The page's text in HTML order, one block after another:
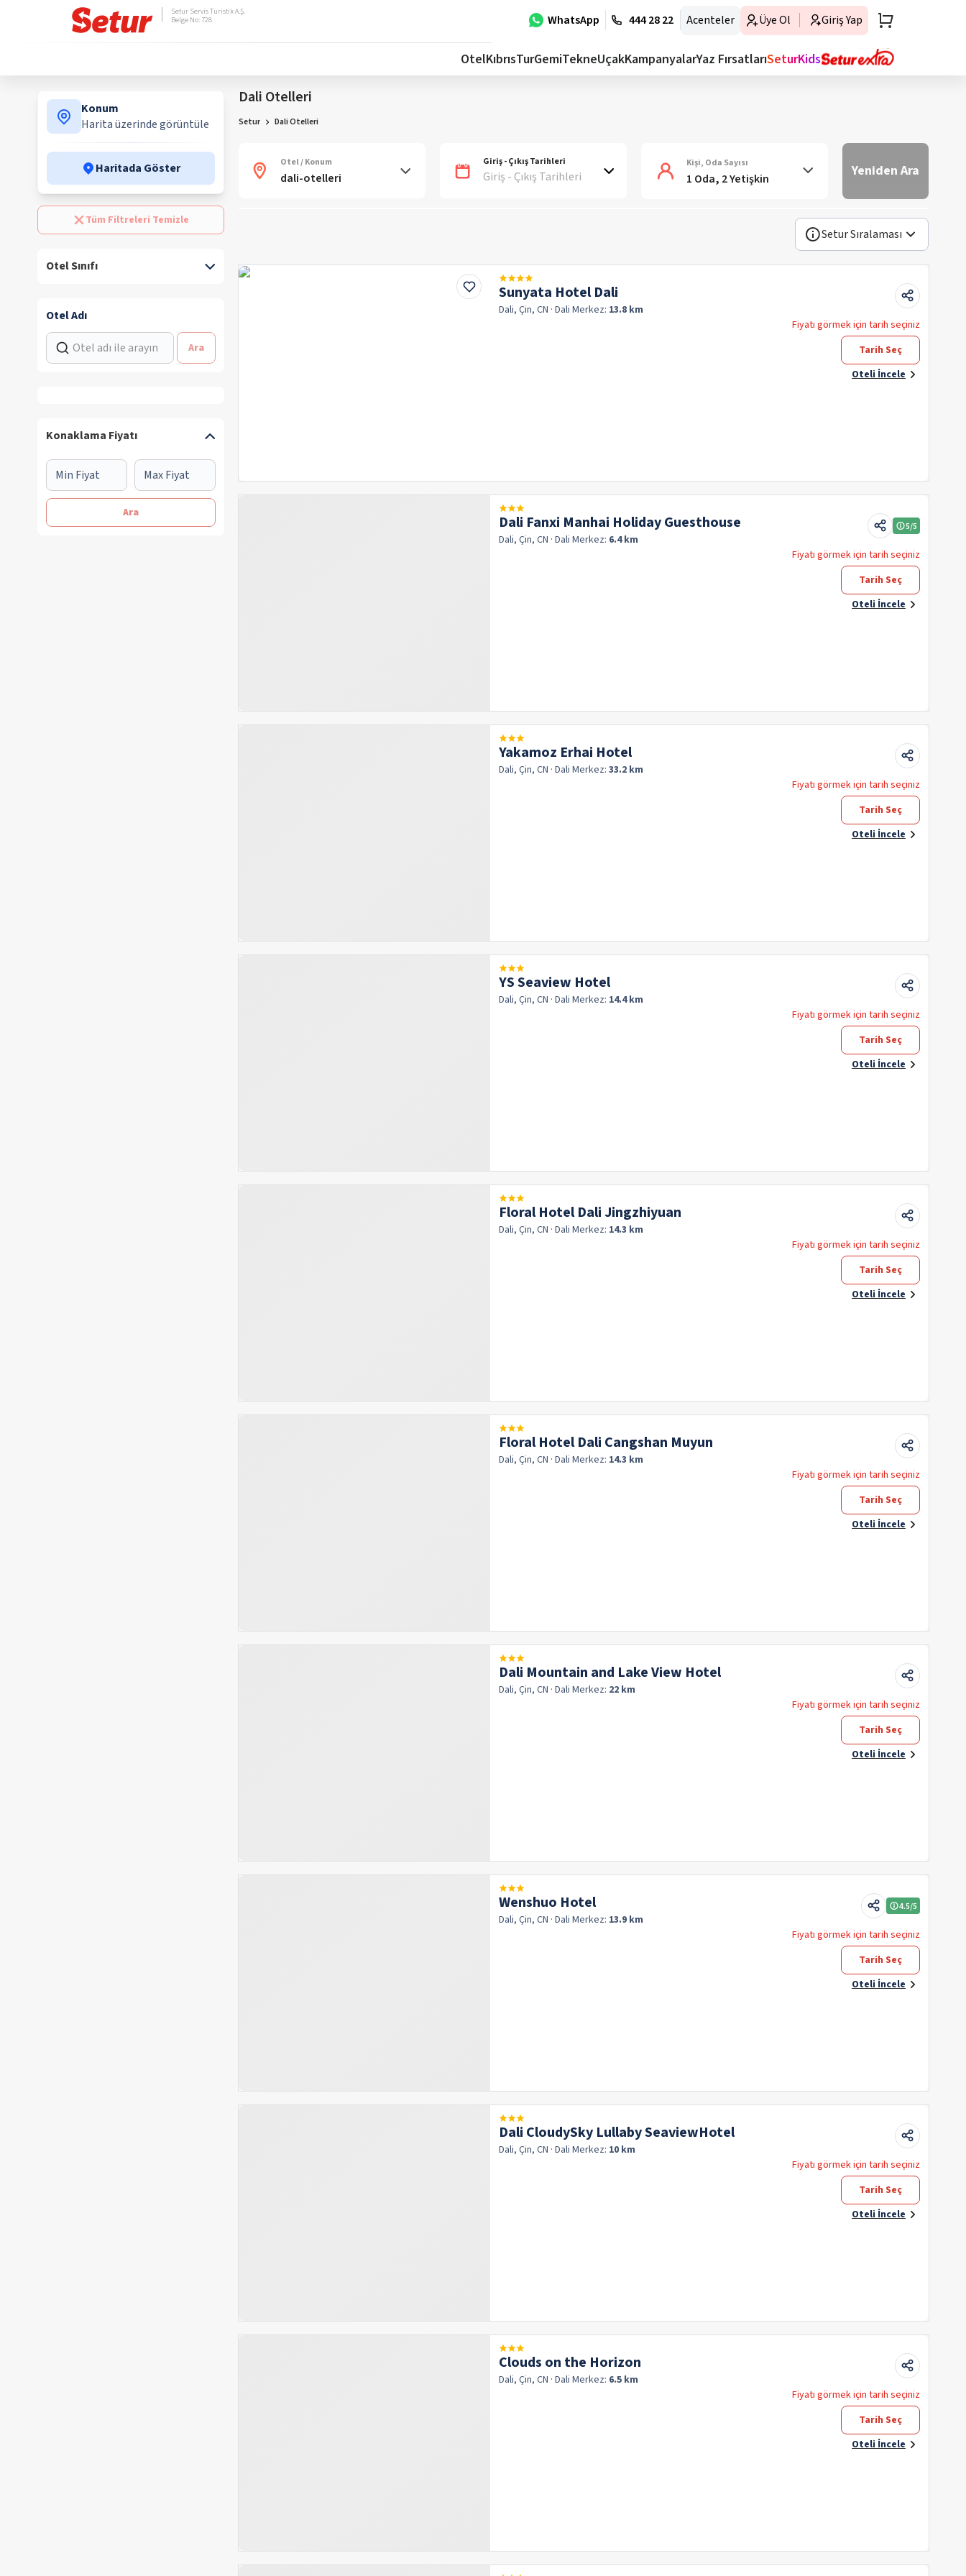
WhatsApp 444 28 22 Acenteler Üye Ol Giriş Yap
Setur Servis Turistik A.Ş.
Belge No: 728
OtelKıbrısTurGemiTekneUçakKampanyalarYaz FırsatlarıSeturKids
Konum
Harita üzerinde görüntüle
Haritada Göster
Tüm Filtreleri Temizle
Otel Sınıfı
Otel Adı
Ara
Konaklama Fiyatı
Ara
Dali Otelleri
Setur Dali Otelleri
Otel / Konum Giriş - Çıkış Tarihleri
Giriş - Çıkış Tarihleri
Kişi, Oda Sayısı
1 Oda, 2 Yetişkin Yeniden Ara
Setur Sıralaması
Sunyata Hotel Dali
Dali, Çin, CN · Dali Merkez: 13.8 km
Fiyatı görmek için tarih seçiniz
Tarih Seç
Oteli İncele
Dali Fanxi Manhai Holiday Guesthouse
Dali, Çin, CN · Dali Merkez: 6.4 km
5/5
Fiyatı görmek için tarih seçiniz
Tarih Seç
Oteli İncele
Yakamoz Erhai Hotel
Dali, Çin, CN · Dali Merkez: 33.2 km
Fiyatı görmek için tarih seçiniz
Tarih Seç
Oteli İncele
YS Seaview Hotel
Dali, Çin, CN · Dali Merkez: 14.4 km
Fiyatı görmek için tarih seçiniz
Tarih Seç
Oteli İncele
Floral Hotel Dali Jingzhiyuan
Dali, Çin, CN · Dali Merkez: 14.3 km
Fiyatı görmek için tarih seçiniz
Tarih Seç
Oteli İncele
Floral Hotel Dali Cangshan Muyun
Dali, Çin, CN · Dali Merkez: 14.3 km
Fiyatı görmek için tarih seçiniz
Tarih Seç
Oteli İncele
Dali Mountain and Lake View Hotel
Dali, Çin, CN · Dali Merkez: 22 km
Fiyatı görmek için tarih seçiniz
Tarih Seç
Oteli İncele
Wenshuo Hotel
Dali, Çin, CN · Dali Merkez: 13.9 km
4.5/5
Fiyatı görmek için tarih seçiniz
Tarih Seç
Oteli İncele
Dali CloudySky Lullaby SeaviewHotel
Dali, Çin, CN · Dali Merkez: 10 km
Fiyatı görmek için tarih seçiniz
Tarih Seç
Oteli İncele
Clouds on the Horizon
Dali, Çin, CN · Dali Merkez: 6.5 km
Fiyatı görmek için tarih seçiniz
Tarih Seç
Oteli İncele